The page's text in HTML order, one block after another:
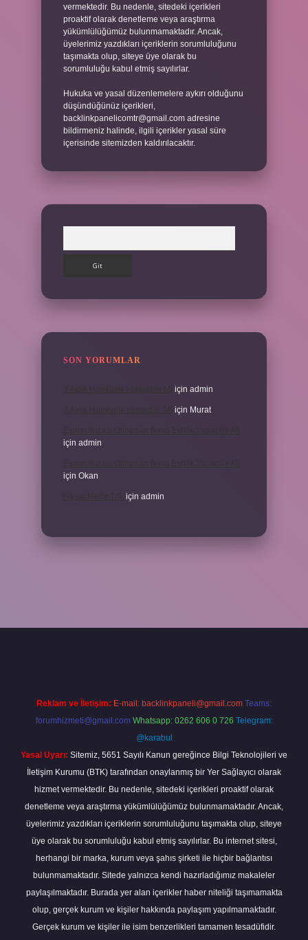
vermektedir. Bu nedenle, sitedeki içerikleri
proaktif olarak denetleme veya araştırma
yükümlülüğümüz bulunmamaktadır. Ancak,
üyelerimiz yazdıkları içeriklerin sorumluluğunu
taşımakta olup, siteye üye olarak bu
sorumluluğu kabul etmiş sayılırlar.
Hukuka ve yasal düzenlemelere aykırı olduğunu
düşündüğünüz içerikleri,
backlinkpanelicomtr@gmail.com adresine
bildirmeniz halinde, ilgili içerikler yasal süre
içerisinde sitemizden kaldırılacaktır.
SON YORUMLAR
için admin
için Murat
için admin
için Okan
için admin
Reklam ve İletişim: E-mail: backlinkpaneli@gmail.com Teams:
forumhizmeti@gmail.com Whatsapp: 0262 606 0 726 Telegram:
@karabul
Yasal Uyarı: Sitemiz, 5651 Sayılı Kanun gereğince Bilgi Teknolojileri ve
İletişim Kurumu (BTK) tarafından onaylanmış bir Yer Sağlayıcı olarak
hizmet vermektedir. Bu nedenle, sitedeki içerikleri proaktif olarak
denetleme veya araştırma yükümlülüğümüz bulunmamaktadır. Ancak,
üyelerimiz yazdıkları içeriklerin sorumluluğunu taşımakta olup, siteye
üye olarak bu sorumluluğu kabul etmiş sayılırlar. Bu internet sitesi,
herhangi bir marka, kurum veya şahıs şirketi ile hiçbir bağlantısı
bulunmamaktadır. Sitede yalnızca kendi hazırladığımız makaleler
paylaşılmaktadır. Burada yer alan içerikler haber niteliği taşımamakta
olup, gerçek kurum ve kişiler hakkında paylaşım yapılmamaktadır.
Gerçek kurum ve kişiler ile isim benzerlikleri tamamen tesadüfidir.